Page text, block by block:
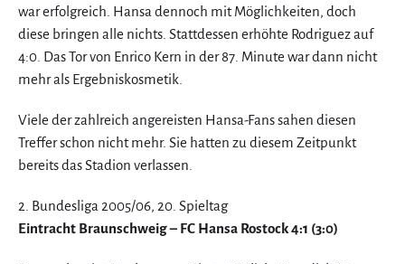
war erfolgreich. Hansa dennoch mit Möglichkeiten, doch
diese bringen alle nichts. Stattdessen erhöhte Rodriguez auf
4:0. Das Tor von Enrico Kern in der 87. Minute war dann nicht
mehr als Ergebniskosmetik.
Viele der zahlreich angereisten Hansa-Fans sahen diesen
Treffer schon nicht mehr. Sie hatten zu diesem Zeitpunkt
bereits das Stadion verlassen.
2. Bundesliga 2005/06, 20. Spieltag
Eintracht Braunschweig – FC Hansa Rostock 4:1 (3:0)